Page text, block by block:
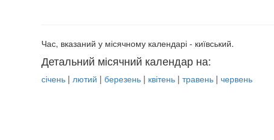
Час, вказаний у місячному календарі - київський.
Детальний місячний календар на:
січень| лютий | березень| квітень| травень| червень